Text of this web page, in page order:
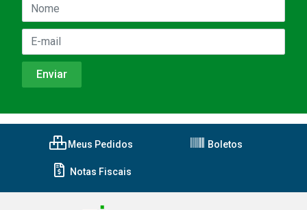
Meus Pedidos Boletos
Notas Fiscais